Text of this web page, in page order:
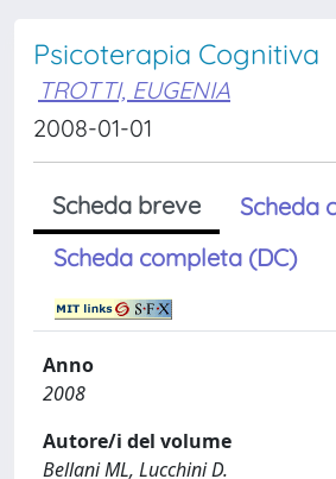
Psicoterapia Cognitiva
TROTTI, EUGENIA
2008-01-01
Scheda breve
Scheda
Scheda completa (DC)
Anno
2008
Autore/i del volume
Bellani ML, Lucchini D.